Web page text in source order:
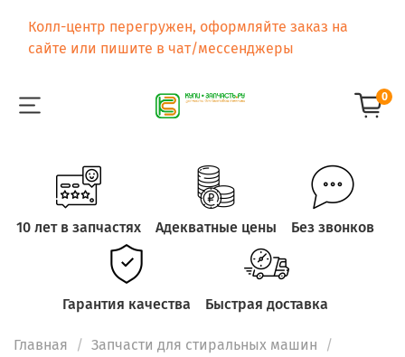
Колл-центр перегружен, оформляйте заказ на
сайте или пишите в чат/мессенджеры
0
10 лет в запчастях Адекватные цены Без звонков
Гарантия качества Быстрая доставка
Главная
Запчасти для стиральных машин